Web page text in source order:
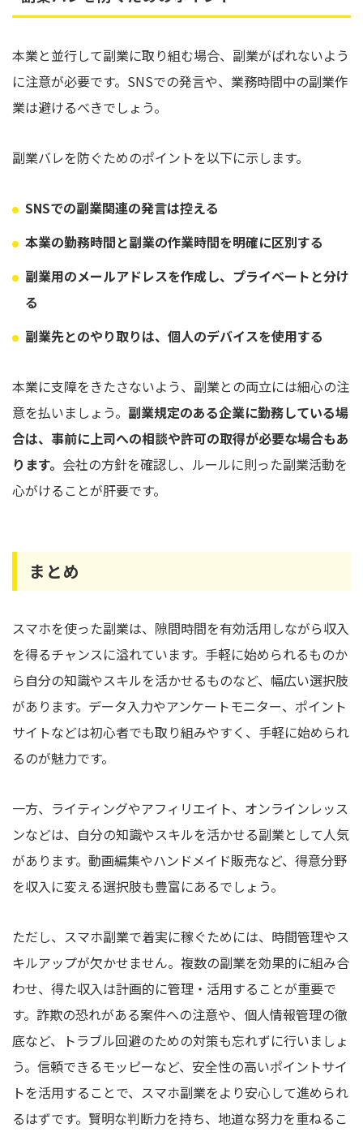
本業と並行して副業に取り組む場合、副業がばれないよう
に注意が必要です。SNSでの発言や、業務時間中の副業作
業は避けるべきでしょう。
副業バレを防ぐためのポイントを以下に示します。
SNSでの副業関連の発言は控える
本業の勤務時間と副業の作業時間を明確に区別する
副業用のメールアドレスを作成し、プライベートと分け
る
副業先とのやり取りは、個人のデバイスを使用する
本業に支障をきたさないよう、副業との両立には細心の注
意を払いましょう。 副業規定のある企業に勤務している場
合は、事前に上司への相談や許可の取得が必要な場合もあ
ります。 会社の方針を確認し、ルールに則った副業活動を
心がけることが肝要です。
まとめ
スマホを使った副業は、隙間時間を有効活用しながら収入
を得るチャンスに溢れています。手軽に始められるものか
ら自分の知識やスキルを活かせるものなど、幅広い選択肢
があります。データ入力やアンケートモニター、ポイント
サイトなどは初心者でも取り組みやすく、手軽に始められ
るのが魅力です。
一方、ライティングやアフィリエイト、オンラインレッス
ンなどは、自分の知識やスキルを活かせる副業として人気
があります。動画編集やハンドメイド販売など、得意分野
を収入に変える選択肢も豊富にあるでしょう。
ただし、スマホ副業で着実に稼ぐためには、時間管理やス
キルアップが欠かせません。複数の副業を効果的に組み合
わせ、得た収入は計画的に管理・活用することが重要で
す。詐欺の恐れがある案件への注意や、個人情報管理の徹
底など、トラブル回避のための対策も忘れずに行いましょ
う。信頼できるモッピーなど、安全性の高いポイントサイ
トを活用することで、スマホ副業をより安心して進められ
るはずです。賢明な判断力を持ち、地道な努力を重ねるこ